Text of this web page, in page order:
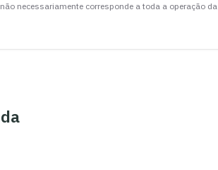
necessariamente corresponde a toda a operação da